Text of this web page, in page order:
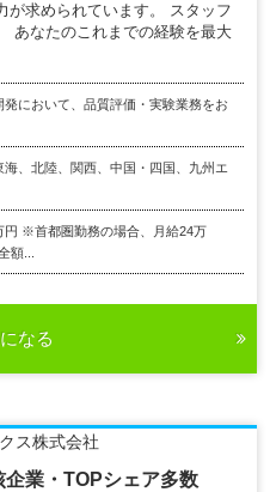
が求められています。 スタッフ
あなたのこれまでの経験を最大
において、品質評価・実験業務をお
、北陸、関西、中国・四国、九州エ
円 ※首都圏勤務の場合、月給24万
額...
なる
ス株式会社
業・TOPシェア多数